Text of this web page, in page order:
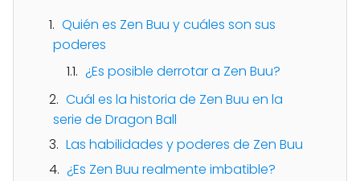
Quién es Zen Buu y cuáles son sus
poderes
¿Es posible derrotar a Zen Buu?
Cuál es la historia de Zen Buu en la
serie de Dragon Ball
Las habilidades y poderes de Zen Buu
¿Es Zen Buu realmente imbatible?